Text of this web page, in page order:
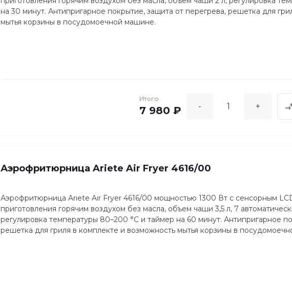
на 30 минут. Антипригарное покрытие, защита от перегрева, решетка для
мытья корзины в посудомоечной машине.
Итого
7 980 ₽ - +
Аэрофритюрница Ariete Air Fryer 4616/00
Аэрофритюрница Ariete Air Fryer 4616/00 мощностью 1300 Вт с сенсорным
приготовления горячим воздухом без масла, объем чаши 3,5 л, 7
регулировка температуры 80–200 °C и таймер на 60 минут. Антипригарное
решетка для гриля в комплекте и возможность мытья корзины в